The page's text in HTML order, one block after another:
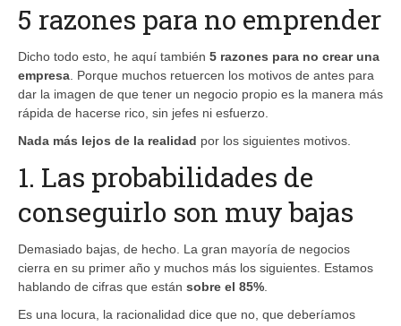
5 razones para no emprender
Dicho todo esto, he aquí también 5 razones para no crear una
empresa . Porque muchos retuercen los motivos de antes para
dar la imagen de que tener un negocio propio es la manera más
rápida de hacerse rico, sin jefes ni esfuerzo.
Nada más lejos de la realidad por los siguientes motivos.
1. Las probabilidades de
conseguirlo son muy bajas
Demasiado bajas, de hecho. La gran mayoría de negocios
cierra en su primer año y muchos más los siguientes. Estamos
hablando de cifras que están sobre el 85%
Es una locura, la racionalidad dice que no, que deberíamos